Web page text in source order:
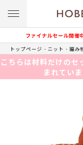
ファイナルセール開
トップページ ニット 編み
こちらは材料だけの
まれてい